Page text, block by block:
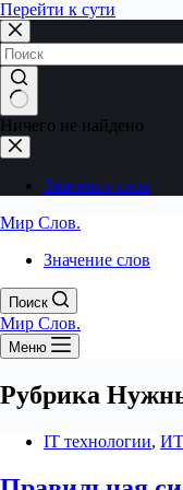
Перейти к сути
Ничего не найдено
Значение слов
Мир Слов.
Значение слов
Поиск
Мир Слов.
Меню
Рубрика
IT технологии,